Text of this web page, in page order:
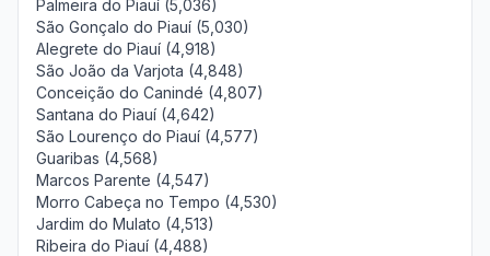
Palmeira do Piauí (5,036)
São Gonçalo do Piauí (5,030)
Alegrete do Piauí (4,918)
São João da Varjota (4,848)
Conceição do Canindé (4,807)
Santana do Piauí (4,642)
São Lourenço do Piauí (4,577)
Guaribas (4,568)
Marcos Parente (4,547)
Morro Cabeça no Tempo (4,530)
Jardim do Mulato (4,513)
Ribeira do Piauí (4,488)